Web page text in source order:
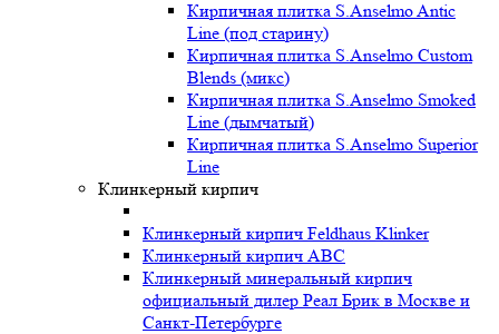
Кирпичная плитка S.Anselmo Antic
Line (под старину)
Кирпичная плитка S.Anselmo Custom
Blends (микс)
Кирпичная плитка S.Anselmo Smoked
Line (дымчатый)
Кирпичная плитка S.Anselmo Superior
Line
Клинкерный кирпич
Клинкерный кирпич Feldhaus Klinker
Клинкерный кирпич ABC
Клинкерный минеральный кирпич
официальный дилер Реал Брик в Москве и
Санкт-Петербурге